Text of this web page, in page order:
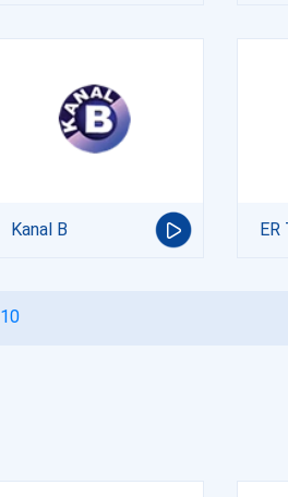
Kanal B ER
10